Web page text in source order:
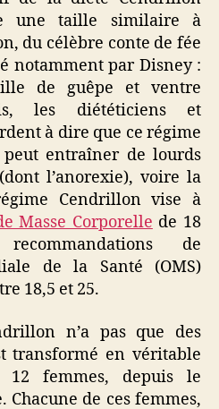
!
une taille similaire à
du célèbre conte de fée
notamment par Disney :
de guêpe et ventre
les diététiciens et
à dire que ce régime
entraîner de lourds
l’anorexie), voire la
Cendrillon vise à
Masse Corporelle de 18
de
de la Santé (OMS)
18,5 et 25.
n’a pas que des
transformé en véritable
femmes, depuis le
de ces femmes,